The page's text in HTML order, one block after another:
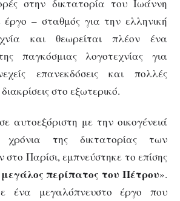
στην δικτατορία του Ιωάννη
– σταθμός για την ελληνική
και θεωρείται πλέον ένα
παγκόσμιας λογοτεχνίας για
επανεκδόσεις και πολλές
στο εξωτερικό.
αυτοεξόριστη με την οικογένειά
της δικτατορίας των
Παρίσι, εμπνεύστηκε το επίσης
περίπατος του Πέτρου».
ένα μεγαλόπνευστο έργο που